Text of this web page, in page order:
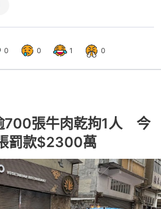
0 0 1 0
700張牛肉乾拘1人 今
罰款$2300萬